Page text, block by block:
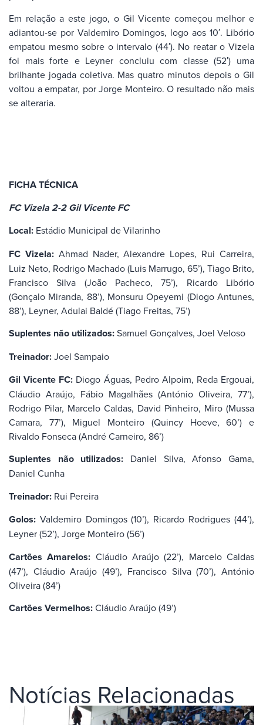
Em relação a este jogo, o Gil Vicente começou melhor e
adiantou-se por Valdemiro Domingos, logo aos 10′. Libório
empatou mesmo sobre o intervalo (44′). No reatar o Vizela
foi mais forte e Leyner concluiu com classe (52′) uma
brilhante jogada coletiva. Mas quatro minutos depois o Gil
voltou a empatar, por Jorge Monteiro. O resultado não mais
se alteraria.
FICHA TÉCNICA
FC Vizela 2-2 Gil Vicente FC
Local: Estádio Municipal de Vilarinho
FC Vizela:Ahmad Nader, Alexandre Lopes, Rui Carreira,
Luiz Neto, Rodrigo Machado (Luis Marrugo, 65’), Tiago Brito,
Francisco Silva (João Pacheco, 75’), Ricardo Libório
(Gonçalo Miranda, 88’), Monsuru Opeyemi (Diogo Antunes,
88’), Leyner, Adulai Baldé (Tiago Freitas, 75’)
Suplentes não utilizados:Samuel Gonçalves, Joel Veloso
Treinador:Joel Sampaio
Gil Vicente FC: Diogo Águas, Pedro Alpoim, Reda Ergouai,
Cláudio Araújo, Fábio Magalhães (António Oliveira, 77’),
Rodrigo Pilar, Marcelo Caldas, David Pinheiro, Miro (Mussa
Camara, 77’), Miguel Monteiro (Quincy Hoeve, 60’) e
Rivaldo Fonseca (André Carneiro, 86’)
Suplentes não utilizados: Daniel Silva, Afonso Gama,
Daniel Cunha
Treinador: Rui Pereira
Golos: Valdemiro Domingos (10’), Ricardo Rodrigues (44’),
Leyner (52’), Jorge Monteiro (56’)
Cartões Amarelos: Cláudio Araújo (22’), Marcelo Caldas
(47’), Cláudio Araújo (49’), Francisco Silva (70’), António
Oliveira (84’)
Cartões Vermelhos:Cláudio Araújo (49’)
Notícias Relacionadas